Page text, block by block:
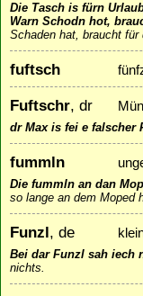
Die Tasch is fürn
Warn Schodn hot,
Schaden hat, braucht
fuftsch
Fuftschr, dr
dr Max is fei e falscher
fummln
Die fummln an dan
so lange an dem Moped
Funzl, de
Bei dar Funzl sah iech
nichts.